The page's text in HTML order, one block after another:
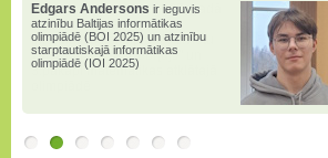
Edgars Andersons ir ieguvis
atzinību Baltijas informātikas
olimpiādē (BOI 2025) un atzinību
starptautiskajā informātikas
olimpiādē (IOI 2025)
Edgars Andersons 2025. gadā
ieguvis 1.pakāpi valsts
informātikas olimpiādē,1.vietu
valstī konkursā "Bebr[a]s" un
3.pakāpi matemātikas atklātajā